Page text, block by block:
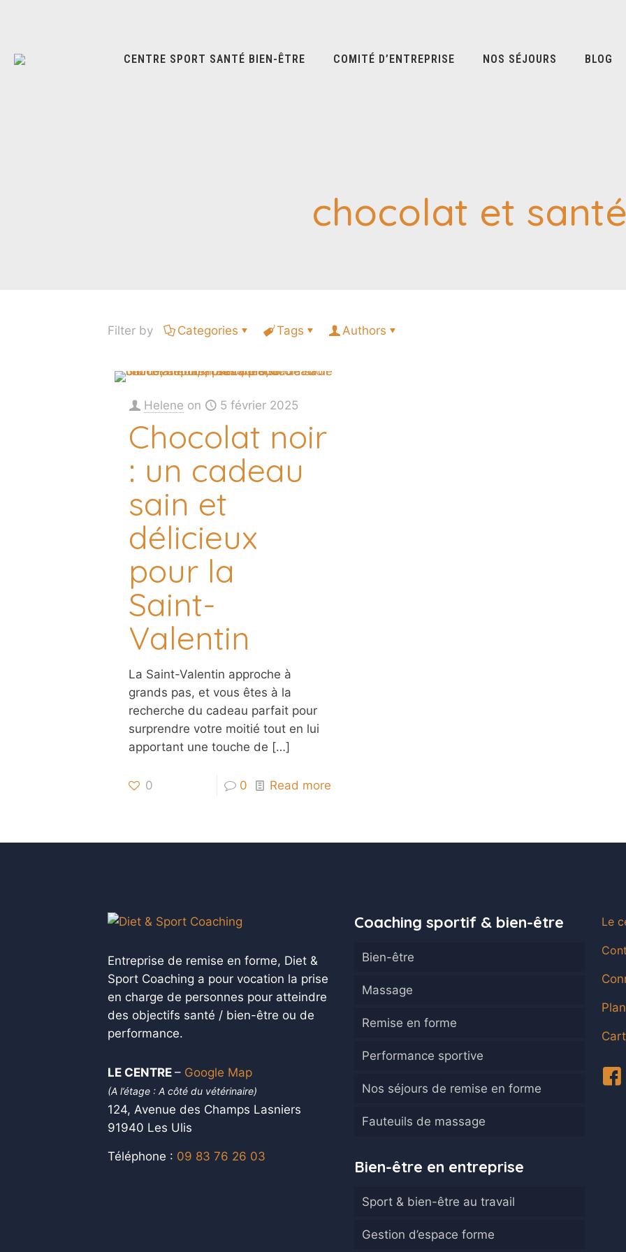
CENTRE SPORT SANTÉ BIEN-ÊTRE COMITÉ D’ENTREPRISE NOS SÉJOURS BLOG
chocolat et santé
Filter by Categories Tags Authors
Helene on 5 février 2025
Chocolat noir
: un cadeau
sain et
délicieux
pour la
Saint-
Valentin
La Saint-Valentin approche à
grands pas, et vous êtes à la
recherche du cadeau parfait pour
surprendre votre moitié tout en lui
apportant une touche de […]
0 0 Read more
Entreprise de remise en forme, Diet &
Sport Coaching a pour vocation la prise
en charge de personnes pour atteindre
des objectifs santé / bien-être ou de
performance.
LE CENTRE – Google Map
(A l’étage : A côté du vétérinaire)
124, Avenue des Champs Lasniers
91940 Les Ulis
Téléphone : 09 83 76 26 03
Coaching sportif & bien-être
Bien-être
Massage
Remise en forme
Performance sportive
Nos séjours de remise en forme
Fauteuils de massage
Bien-être en entreprise
Sport & bien-être au travail
Gestion d’espace forme
Le